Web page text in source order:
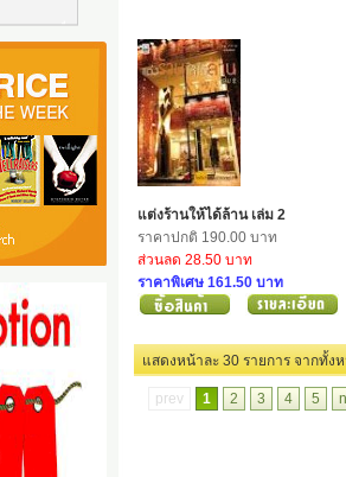
แต่งร้านให้ได้ล้าน เล่ม 2
ราคาปกติ 190.00 บาท
ส่วนลด 28.50 บาท
ราคาพิเศษ 161.50 บาท
แสดงหน้าละ 30 รายกา
prev 1 2 3 4 5